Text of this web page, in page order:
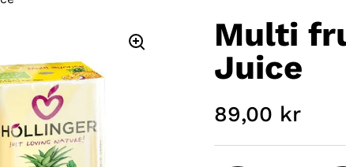
Multi
Juice
89,00 kr